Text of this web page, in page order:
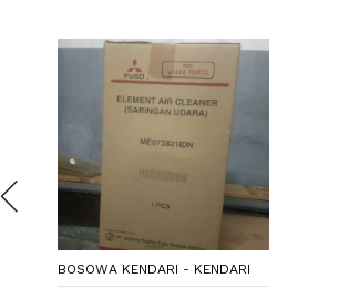
BOSOWA KENDARI - KENDARI